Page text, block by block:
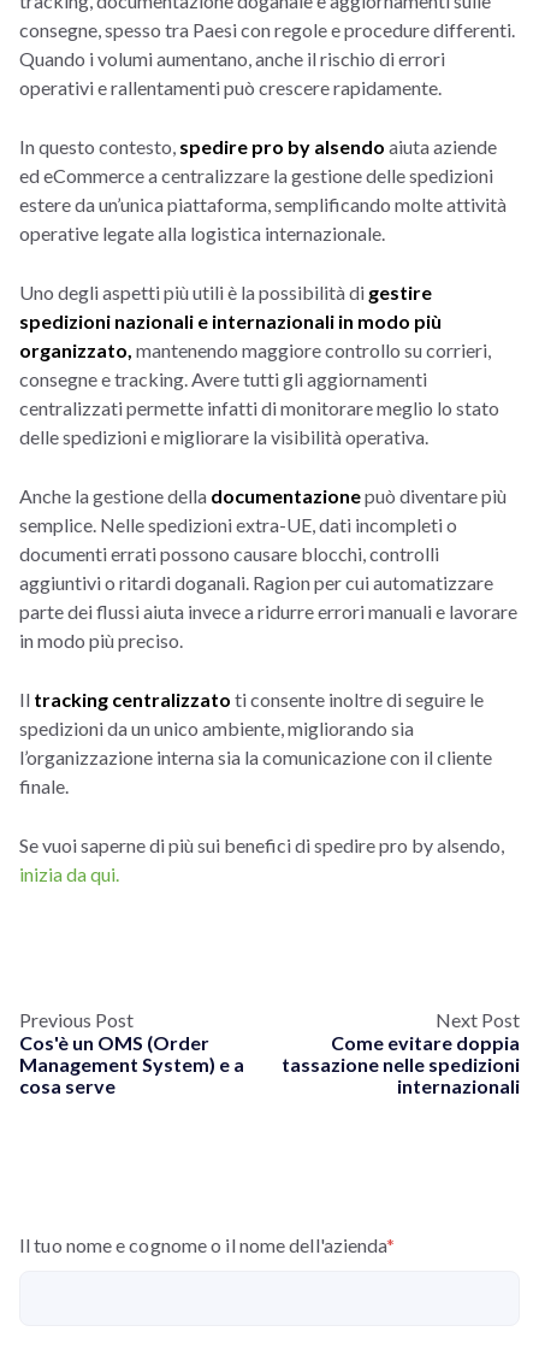
consegne, spesso tra Paesi con regole e procedure differenti.
Quando i volumi aumentano, anche il rischio di errori
operativi e rallentamenti può crescere rapidamente.
In questo contesto, spedire pro by alsendo aiuta aziende
ed eCommerce a centralizzare la gestione delle spedizioni
estere da un’unica piattaforma, semplificando molte attività
operative legate alla logistica internazionale.
Uno degli aspetti più utili è la possibilità di gestire
spedizioni nazionali e internazionali in modo più
organizzato, mantenendo maggiore controllo su corrieri,
consegne e tracking. Avere tutti gli aggiornamenti
centralizzati permette infatti di monitorare meglio lo stato
delle spedizioni e migliorare la visibilità operativa.
Anche la gestione della documentazionepuò diventare più
semplice. Nelle spedizioni extra-UE, dati incompleti o
documenti errati possono causare blocchi, controlli
aggiuntivi o ritardi doganali. Ragion per cui automatizzare
parte dei flussi aiuta invece a ridurre errori manuali e lavorare
in modo più preciso.
Il tracking centralizzato ti consente inoltre di seguire le
spedizioni da un unico ambiente, migliorando sia
l’organizzazione interna sia la comunicazione con il cliente
finale.
Se vuoi saperne di più sui benefici di spedire pro by alsendo,
inizia da qui.
Previous Post
Cos'è un OMS (Order
Management System) e a
cosa serve
Next Post
Come evitare doppia
tassazione nelle spedizioni
internazionali
Il tuo nome e cognome o il nome dell'azienda*